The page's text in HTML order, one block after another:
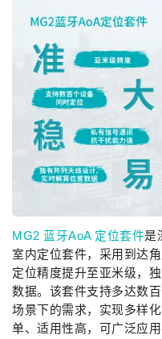
MG2 蓝牙AoA 定位套件是
室内定位套件，采用到达
定位精度提升至亚米级，
数据。该套件支持多达数
场景下的需求，实现多样
单、适用性高，可广泛应